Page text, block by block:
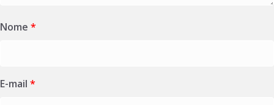
Nome *
E-mail *